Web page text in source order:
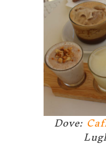
Dove: